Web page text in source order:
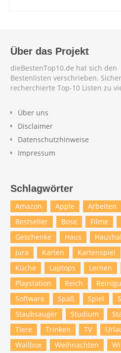
Über das Projekt
dieBestenTop10.de hat sich den
Bestenlisten verschrieben.
recherchierte Top-10 Listen zu
Über uns
Disclaimer
Datenschutzhinweise
Impressum
Schlagwörter
Amazon Apple Arbeiten
Bestseller
Bose Filme
Geschenke
Haus
Jura
Karten Kartenspiel
Küche
Laptops Lernen
Playstation
Reich
Software
Spaß Spiel
Staubsauger
Studium
Tiere
Trinken TV
Wallbox
Weihnachten